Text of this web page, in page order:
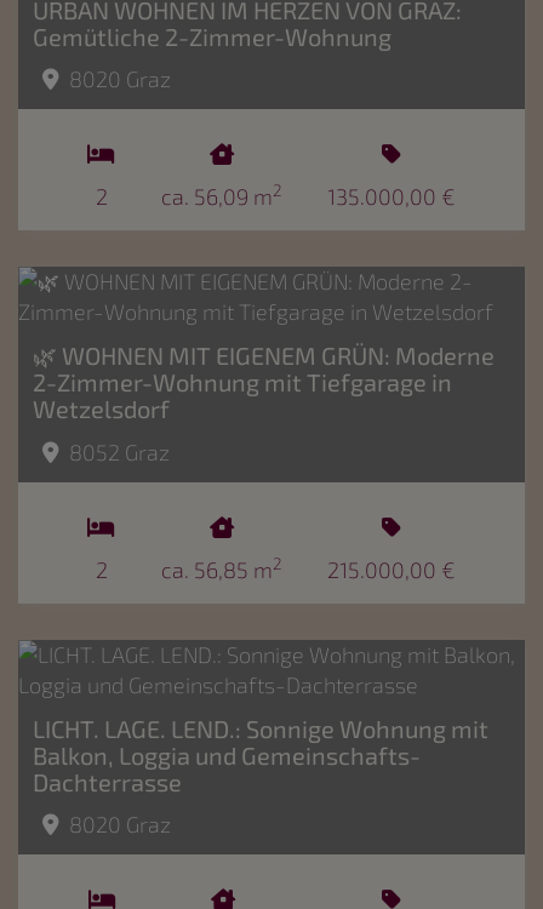
URBAN WOHNEN IM HERZEN VON GRAZ:
Gemütliche 2-Zimmer-Wohnung
8020 Graz
2 ca. 56,09 m2 135.000,00 €
🌿 WOHNEN MIT EIGENEM GRÜN: Moderne
2-Zimmer-Wohnung mit Tiefgarage in
Wetzelsdorf
8052 Graz
2 ca. 56,85 m2 215.000,00 €
LICHT. LAGE. LEND.: Sonnige Wohnung mit
Balkon, Loggia und Gemeinschafts-
Dachterrasse
8020 Graz